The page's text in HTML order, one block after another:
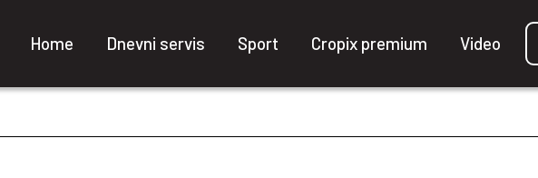
Home Dnevni servis Sport Cropix premium Video